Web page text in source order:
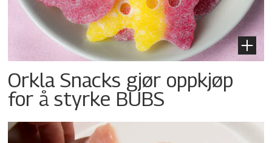
Orkla Snacks gjør oppkjøp
for å styrke BUBS